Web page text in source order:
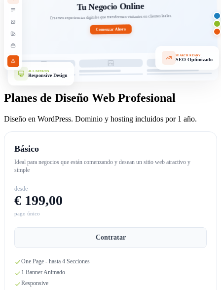
ALL DEVICES
Responsive Design
SEARCH READY
SEO Optimizado
Tu Negocio Online
Creamos experiencias digitales que transforman visitantes en clientes leales.
Comenzar Ahora
Planes de Diseño Web Profesional
Diseño en WordPress. Dominio y hosting incluidos por 1 año.
Básico
Ideal para negocios que están comenzando y desean un sitio web atractivo y
simple
desde
€ 199,00
pago único
Contratar
One Page - hasta 4 Secciones
1 Banner Animado
Responsive